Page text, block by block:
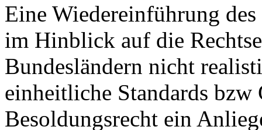
Eine Wiedereinführung
im Hinblick auf die
Bundesländern nicht
einheitliche Standards
Besoldungsrecht ein